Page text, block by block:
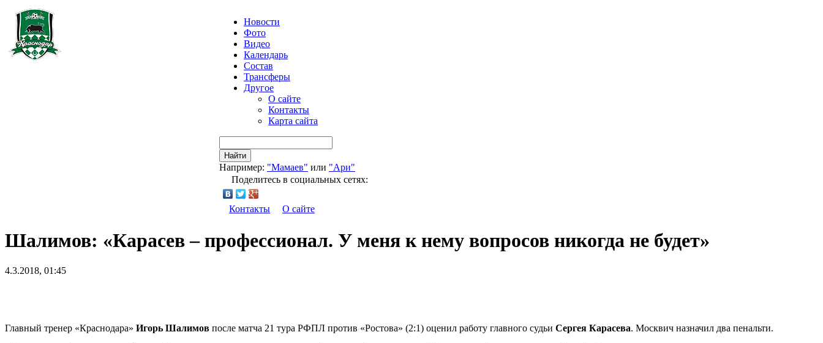
Новости
Фото
Видео
Календарь
Состав
Трансферы
Другое
О сайте
Контакты
Карта сайта
Найти
Например: "Мамаев" или "Ари"
Поделитесь в социальных сетях:
Контакты О сайте
Шалимов: «Карасев – профессионал. У меня к нему вопросов никогда не будет»
4.3.2018, 01:45
Главный тренер «Краснодара» Игорь Шалимов после матча 21 тура РФПЛ против «Ростова» (2:1) оценил работу главного судьи Сергея Карасева. Москвич назначил два пенальти.